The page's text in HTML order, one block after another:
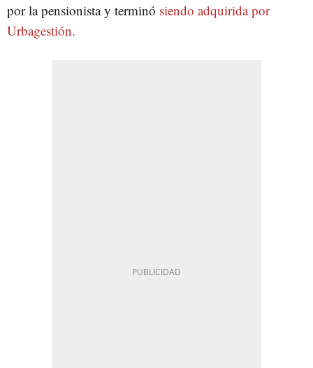
por la pensionista y terminó siendo adquirida por
Urbagestión.